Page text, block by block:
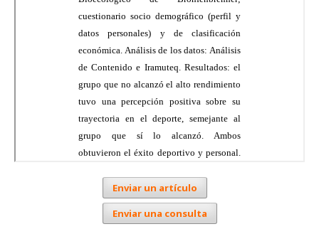
Enviar un artículo
Enviar una consulta